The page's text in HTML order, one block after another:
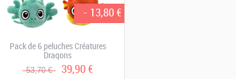
- 13,80 €
Pack de 6 peluches Créatures
Dragons
53,70 € 39,90 €